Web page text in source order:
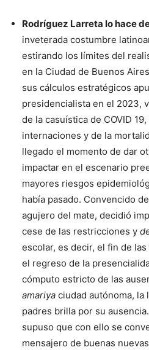
Rodríguez Larreta lo hace
inveterada costumbre
estirando los límites del
en la Ciudad de Buenos
sus cálculos estratégicos
presidencialista en el 2023,
de la casuística de COVID
internaciones y de la
llegado el momento de dar
impactar en el escenario
mayores riesgos
había pasado. Convencido
agujero del mate, decidió
cese de las restricciones y
escolar, es decir, el fin de
el regreso de la
cómputo estricto de las
amariya ciudad autónoma,
padres brilla por su
supuso que con ello se
mensajero de buenas